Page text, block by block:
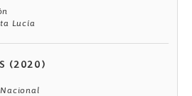
Lucía
(2020)